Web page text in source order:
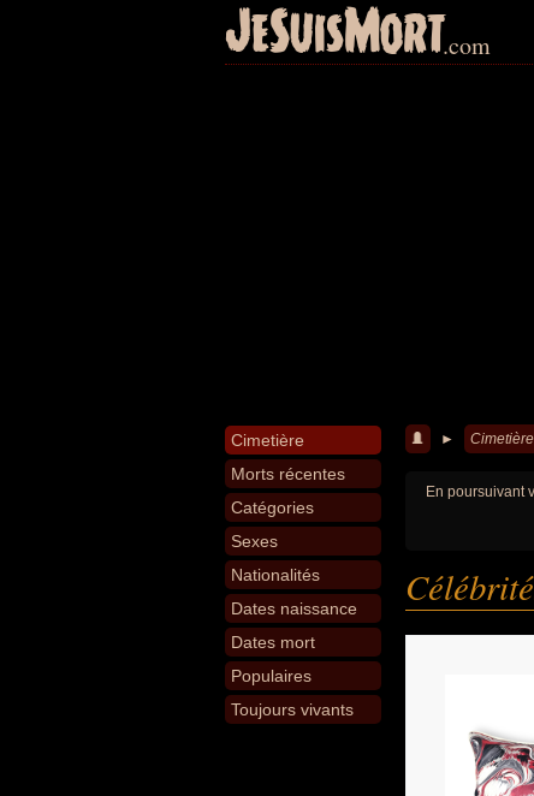
JeSuisMort.com
Cimetière
Morts récentes
Catégories
Sexes
Nationalités
Dates naissance
Dates mort
Populaires
Toujours vivants
► Cimetière
En poursuivant